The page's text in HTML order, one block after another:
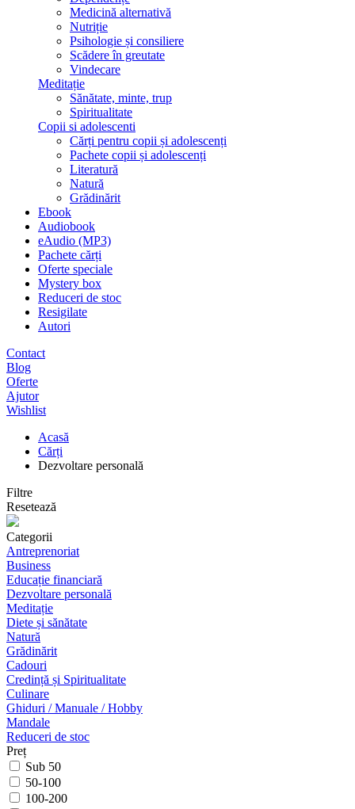
Medicină alternativă
Nutriție
Psihologie și consiliere
Scădere în greutate
Vindecare
Meditație
Sănătate, minte, trup
Spiritualitate
Copii si adolescenti
Cărți pentru copii și adolescenți
Pachete copii și adolescenți
Literatură
Natură
Grădinărit
Ebook
Audiobook
eAudio (MP3)
Pachete cărți
Oferte speciale
Mystery box
Reduceri de stoc
Resigilate
Autori
Contact
Blog
Oferte
Ajutor
Wishlist
Acasă
Cărți
Dezvoltare personală
Filtre
Resetează
Categorii
Antreprenoriat
Business
Educație financiară
Dezvoltare personală
Meditație
Diete și sănătate
Natură
Grădinărit
Cadouri
Credință și Spiritualitate
Culinare
Ghiduri / Manuale / Hobby
Mandale
Reduceri de stoc
Preț
Sub 50
50-100
100-200